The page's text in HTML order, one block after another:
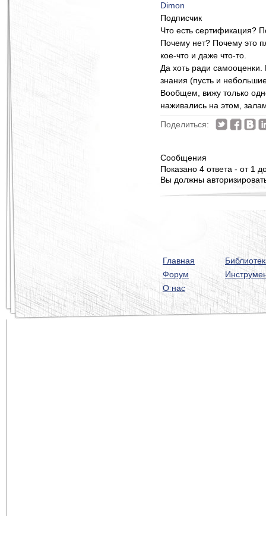
Dimon
Подписчик
Что есть сертификация?
Почему нет? Почему это
кое-что и даже что-то.
Да хоть ради самооценки.
знания (пусть и
Вообщем, вижу только
наживались на этом,
Поделиться:
Сообщения
Показано 4 ответа - от 1
Вы должны
Главная
Форум
О нас